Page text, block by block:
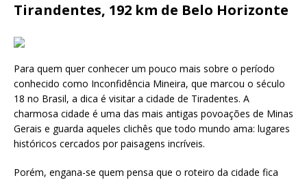
Tirandentes, 192 km de Belo Horizonte
Para quem quer conhecer um pouco mais sobre o período
conhecido como Inconfidência Mineira, que marcou o século
18 no Brasil, a dica é visitar a cidade de Tiradentes. A
charmosa cidade é uma das mais antigas povoações de Minas
Gerais e guarda aqueles clichês que todo mundo ama: lugares
históricos cercados por paisagens incríveis.
Porém, engana-se quem pensa que o roteiro da cidade fica